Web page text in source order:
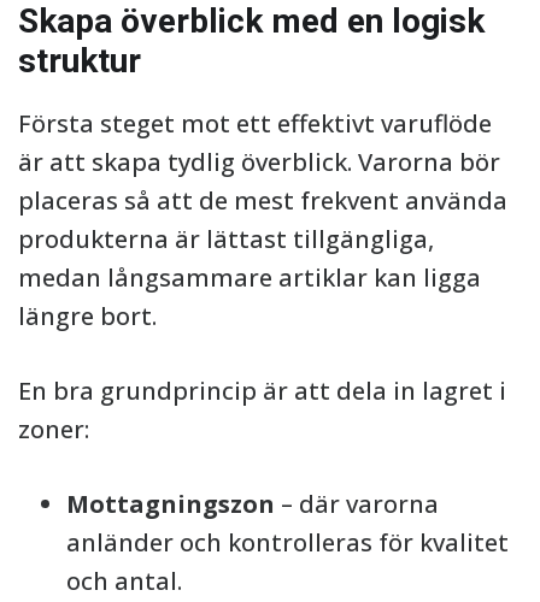
Skapa överblick med en logisk
struktur
Första steget mot ett effektivt varuflöde
är att skapa tydlig överblick. Varorna bör
placeras så att de mest frekvent använda
produkterna är lättast tillgängliga,
medan långsammare artiklar kan ligga
längre bort.
En bra grundprincip är att dela in lagret i
zoner:
Mottagningszon – där varorna
anländer och kontrolleras för kvalitet
och antal.